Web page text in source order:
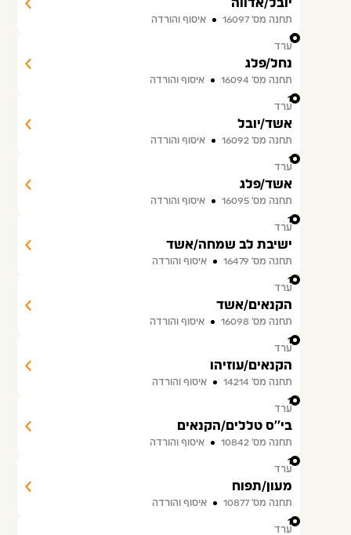
יובל/אדווה
תחנה מס׳ 16097 איסוף והורדה
9
ערד
נחל/פלג
תחנה מס׳ 16094 איסוף והורדה
10
ערד
אשד/יובל
תחנה מס׳ 16092 איסוף והורדה
11
ערד
אשד/פלג
תחנה מס׳ 16095 איסוף והורדה
12
ערד
ישיבת לב שמחה/אשד
תחנה מס׳ 16479 איסוף והורדה
13
ערד
הקנאים/אשד
תחנה מס׳ 16098 איסוף והורדה
14
ערד
הקנאים/עוזיהו
תחנה מס׳ 14214 איסוף והורדה
15
ערד
בי''ס טללים/הקנאים
תחנה מס׳ 10842 איסוף והורדה
16
ערד
מעון/תפוח
תחנה מס׳ 10877 איסוף והורדה
17
ערד